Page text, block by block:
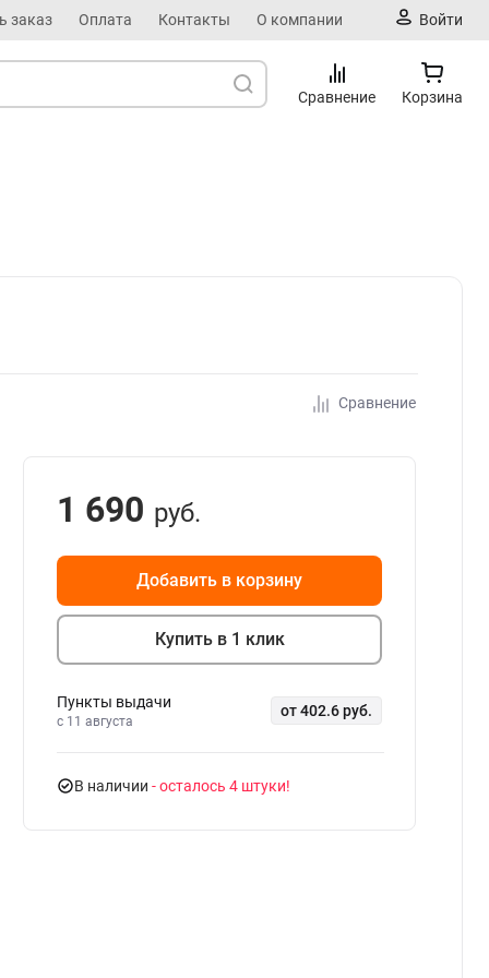
заказ Оплата Контакты О компании Войти
Сравнение Корзина
Сравнение
1 690 руб.
Добавить в корзину
Купить в 1 клик
Пункты выдачи
c 11 августа
от 402.6 руб.
В наличии - осталось 4 штуки